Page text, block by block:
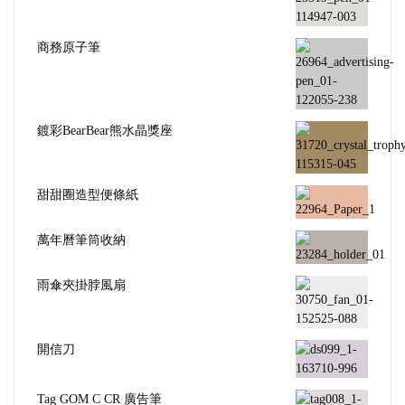
商務原子筆
鍍彩BearBear熊水晶獎座
甜甜圈造型便條紙
萬年曆筆筒收納
雨傘夾掛脖風扇
開信刀
Tag GOM C CR 廣告筆